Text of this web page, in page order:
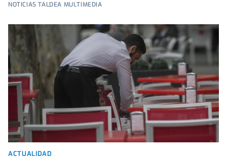
NOTICIAS TALDEA MULTIMEDIA
ACTUALIDAD